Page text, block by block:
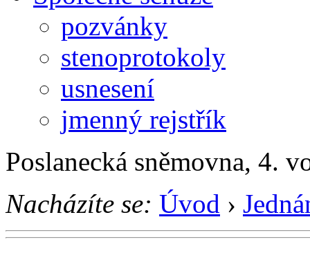
pozvánky
stenoprotokoly
usnesení
jmenný rejstřík
Poslanecká sněmovna, 4.
Nacházíte se: Úvod ›